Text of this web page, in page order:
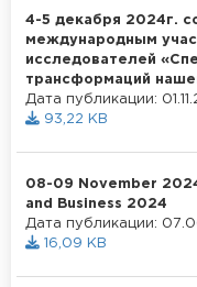
4-5 декабря 2024г.
международным
исследователей
трансформаций
Дата публикации:
93,22 KB
08-09 November
and Business 2024
Дата публикации:
16,09 KB